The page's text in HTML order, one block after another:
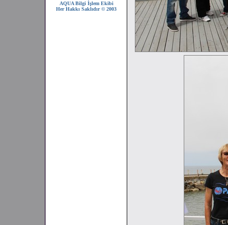
AQUA Bilgi İşlem Ekibi
Her Hakkı Saklıdır © 2003